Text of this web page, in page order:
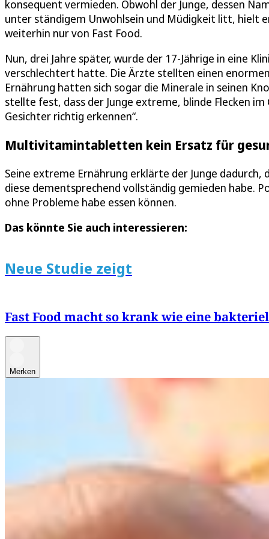
konsequent vermieden. Obwohl der Junge, dessen
unter ständigem Unwohlsein und Müdigkeit litt, hielt
weiterhin nur von Fast Food.
Nun, drei Jahre später, wurde der 17-Jährige in eine
verschlechtert hatte. Die Ärzte stellten einen
Ernährung hatten sich sogar die Minerale in seinen
stellte fest, dass der Junge extreme, blinde Flecken
Gesichter richtig erkennen“.
Multivitamintabletten kein Ersatz für
Seine extreme Ernährung erklärte der Junge
diese dementsprechend vollständig gemieden habe.
ohne Probleme habe essen können.
Das könnte Sie auch interessieren:
Neue Studie zeigt
Fast Food macht so krank wie eine
Merken